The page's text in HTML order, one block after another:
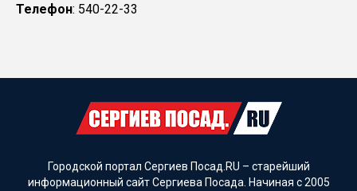
Телефон: 540-22-33
Городской портал Сергиев Посад.RU – старейший
информационный сайт Сергиева Посада. Начиная с 2005